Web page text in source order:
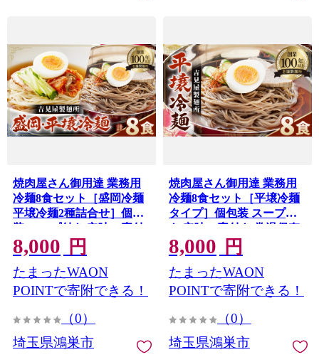
焼肉屋さん御用達 業務用
冷麺8食セット［盛岡冷麺
平壌冷麺2種詰合せ］個包
装 スープ付き 辛味の素付
き 常温保存3ヶ月 ／ 冷麺
セット 8食 個包装 手軽 時
短 簡単調理 セット 大容量
夏 自宅 ランチ 昼ごはん 冷
本格麺 No.632
8,000 円
たまったWAON
POINTで寄附できる！
（0）
埼玉県鴻巣市
焼肉屋さん御用達 業務用
冷麺8食セット［平壌冷麺
タイプ］個包装 スープ付
き 辛味の素付き 常温保存3
ヶ月 ／ 冷麺セット 8食 個
包装 手軽 時短 簡単調理 セ
ット 大容量 夏 自宅 ランチ
昼ごはん 冷やし麺 定番 麺
8,000 円
たまったWAON
POINTで寄附できる！
（0）
埼玉県鴻巣市